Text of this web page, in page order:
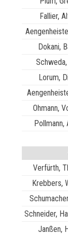
Fallier,
Dokani,
Lorum,
Ohmann,
Pollmann,
Verfürth,
Krebbers,
Schneider,
Janßen,